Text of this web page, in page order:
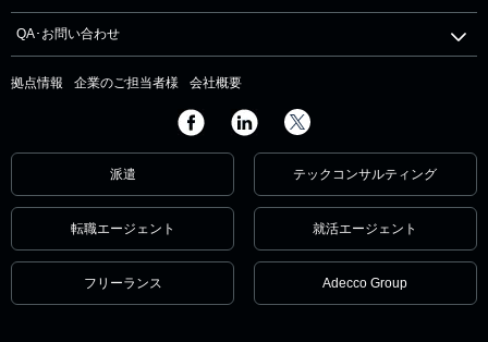
QA･お問い合わせ
拠点情報 企業のご担当者様 会社概要
派遣 テックコンサルティング
転職エージェント 就活エージェント
フリーランス Adecco Group